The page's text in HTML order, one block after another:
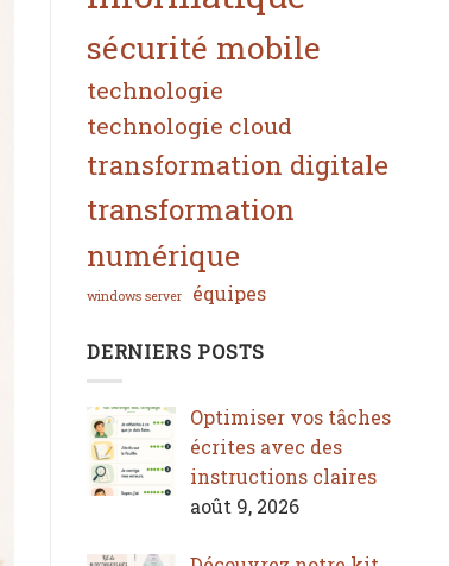
sécurité mobile
technologie
technologie cloud
transformation digitale
transformation
numérique
windows server équipes
DERNIERS POSTS
Optimiser vos tâches
écrites avec des
instructions claires
août 9, 2026